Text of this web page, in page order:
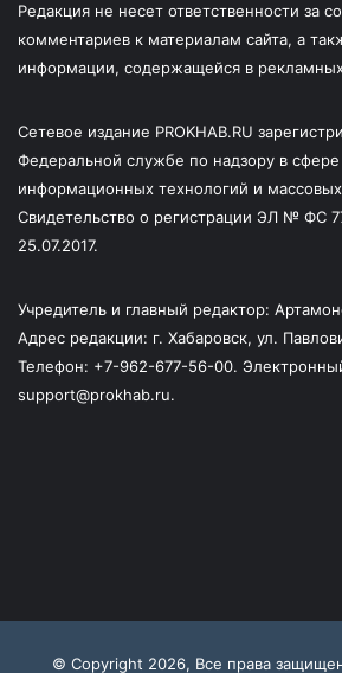
Редакция не несет ответственности за
комментариев к материалам сайта, а
информации, содержащейся в
Сетевое издание PROKHAB.RU
Федеральной службе по надзору в сфере
информационных технологий и
Свидетельство о регистрации ЭЛ № ФС
25.07.2017.
Учредитель и главный редактор:
Адрес редакции: г. Хабаровск, ул.
Телефон: +7-962-677-56-00.
support@prokhab.ru.
© Copyright 2026, Все права